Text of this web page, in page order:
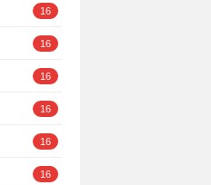
16
16
16
16
16
16